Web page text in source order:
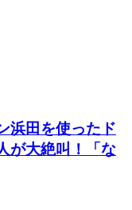
浜田を使ったド
が大絶叫！「な